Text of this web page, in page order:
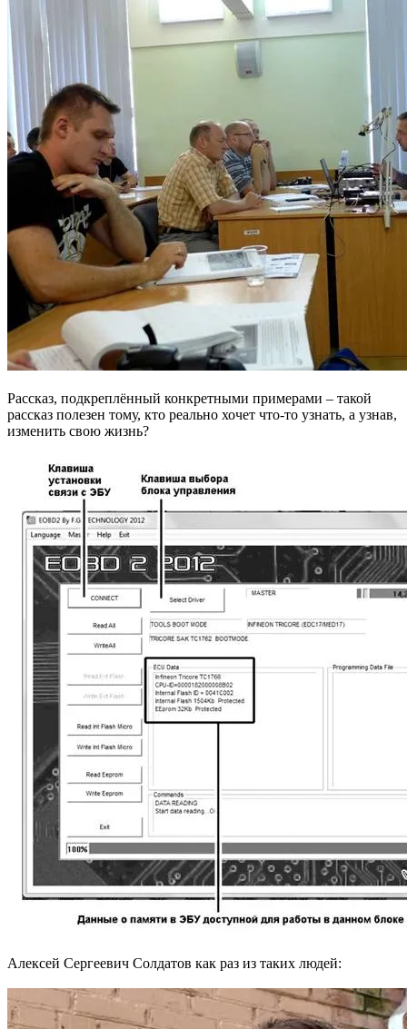
Рассказ, подкреплённый конкретными примерами – такой
рассказ полезен тому, кто реально хочет что-то узнать, а узнав,
изменить свою жизнь?
Алексей Сергеевич Солдатов как раз из таких людей: